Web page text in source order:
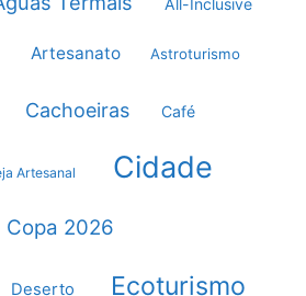
All-Inclusive
Artesanato Astroturismo
Cachoeiras Café
Artesanal Cidade
Copa 2026
Deserto Ecoturismo